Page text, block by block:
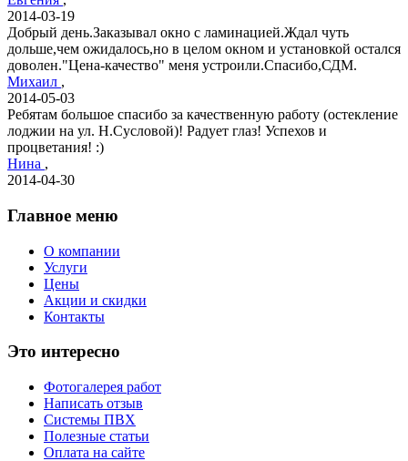
2014-03-19
Добрый день.Заказывал окно с ламинацией.Ждал чуть
дольше,чем ожидалось,но в целом окном и установкой остался
доволен."Цена-качество" меня устроили.Спасибо,СДМ.
Михаил ,
2014-05-03
Ребятам большое спасибо за качественную работу (остекление
лоджии на ул. Н.Сусловой)! Радует глаз! Успехов и
процветания! :)
Нина ,
2014-04-30
Главное меню
О компании
Услуги
Цены
Акции и скидки
Контакты
Это интересно
Фотогалерея работ
Написать отзыв
Системы ПВХ
Полезные статьи
Оплата на сайте